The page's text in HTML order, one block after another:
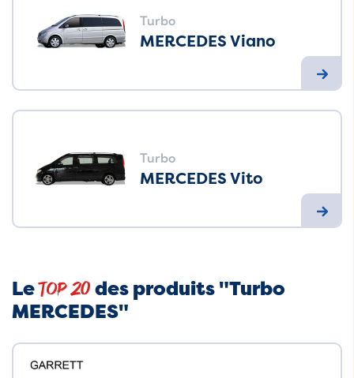
Turbo
MERCEDES Viano
Turbo
MERCEDES Vito
LeTop 20 des produits "Turbo
MERCEDES"